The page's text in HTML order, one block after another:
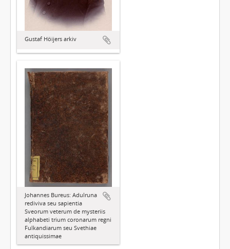
Gustaf Höijers arkiv
Johannes Bureus: Adulruna
rediviva seu sapientia
Sveorum veterum de mysteriis
alphabeti trium coronarum regni
Fulkandiarum seu Svethiae
antiquissimae